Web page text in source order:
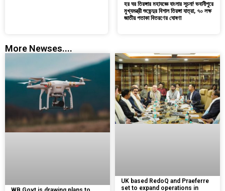
হর ঘর তিরঙ্গার মহাযজ্ঞে বাংলার সূচনা! ভবানীপুরে
মুখ্যমন্ত্রী শুভেন্দুর বিশাল তিরঙ্গা যাত্রা, ৭০ লক্ষ
জাতীয় পতাকা বিতরণের ঘোষণা
More Newses....
UK based RedoQ and Praeferre
set to expand operations in